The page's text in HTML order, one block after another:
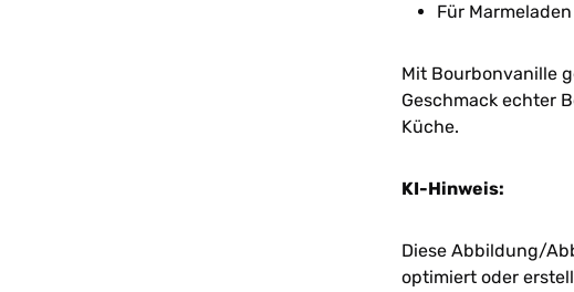
Für
Mit Bourbonvanille
Geschmack echter
Küche.
KI-Hinweis:
Diese Abbildung/
optimiert oder